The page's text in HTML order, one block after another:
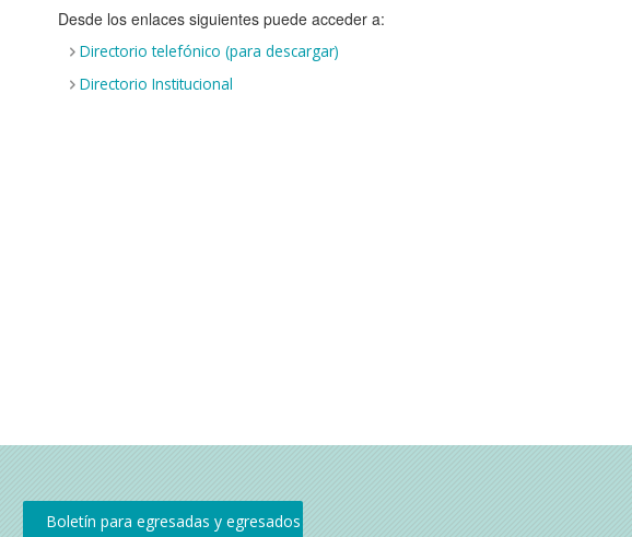
Desde los enlaces siguientes puede acceder a:
Directorio telefónico (para descargar)
Directorio Institucional